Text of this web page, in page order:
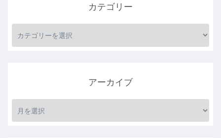
カテゴリー
アーカイブ